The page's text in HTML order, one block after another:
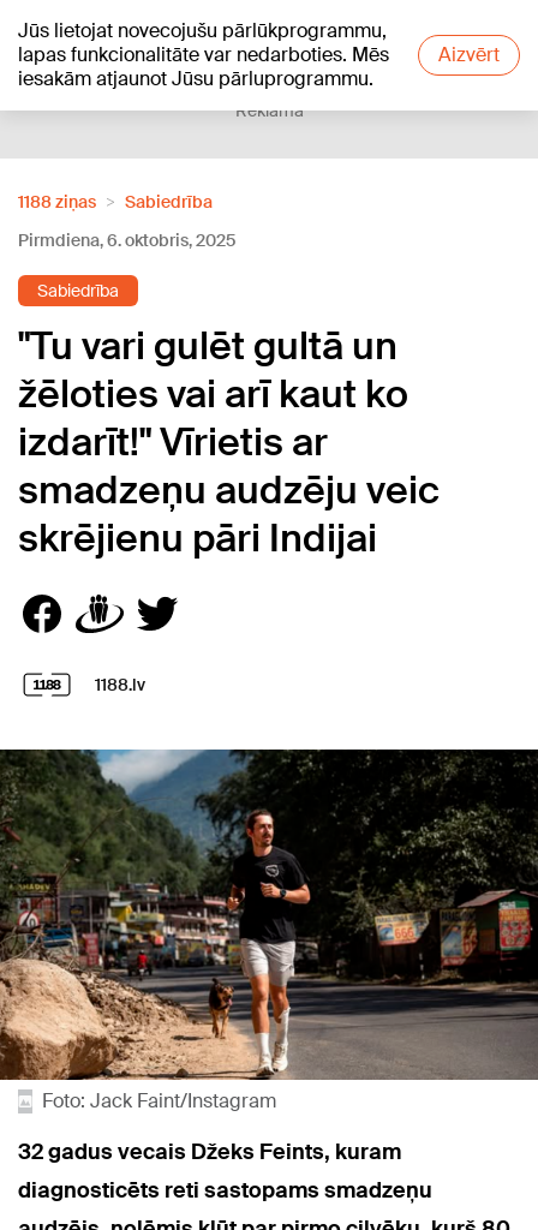
Jūs lietojat novecojušu pārlūkprogrammu,
lapas funkcionalitāte var nedarboties. Mēs
iesakām atjaunot Jūsu pārluprogrammu.
Aizvērt
+17°C
Reklāma
1188 ziņas
Sabiedrība
Pirmdiena, 6. oktobris, 2025
Sabiedrība
"Tu vari gulēt gultā un
žēloties vai arī kaut ko
izdarīt!" Vīrietis ar
smadzeņu audzēju veic
skrējienu pāri Indijai
1188.lv
Foto: Jack Faint/Instagram
32 gadus vecais Džeks Feints, kuram
diagnosticēts reti sastopams smadzeņu